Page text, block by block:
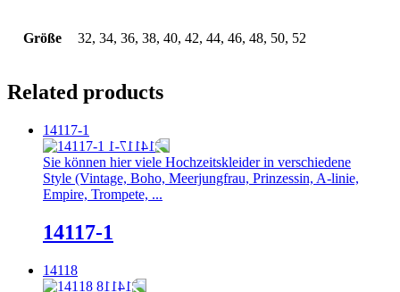
Größe 32, 34, 36, 38, 40, 42, 44, 46, 48, 50, 52
Related products
14117-1
Sie können hier viele Hochzeitskleider in verschiedene
Style (Vintage, Boho, Meerjungfrau, Prinzessin, A-linie,
Empire, Trompete, ...
14117-1
14118